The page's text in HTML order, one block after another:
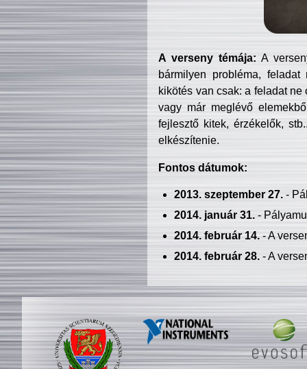
A verseny témája: A
bármilyen probléma, feladat
kikötés van csak: a feladat
vagy már meglévő
fejlesztő kitek, érzékelők,
elkészítenie.
Fontos dátumok:
2013. szeptember 27.-
2014. január 31.-
2014. február 14.- A
2014. február 28.- A